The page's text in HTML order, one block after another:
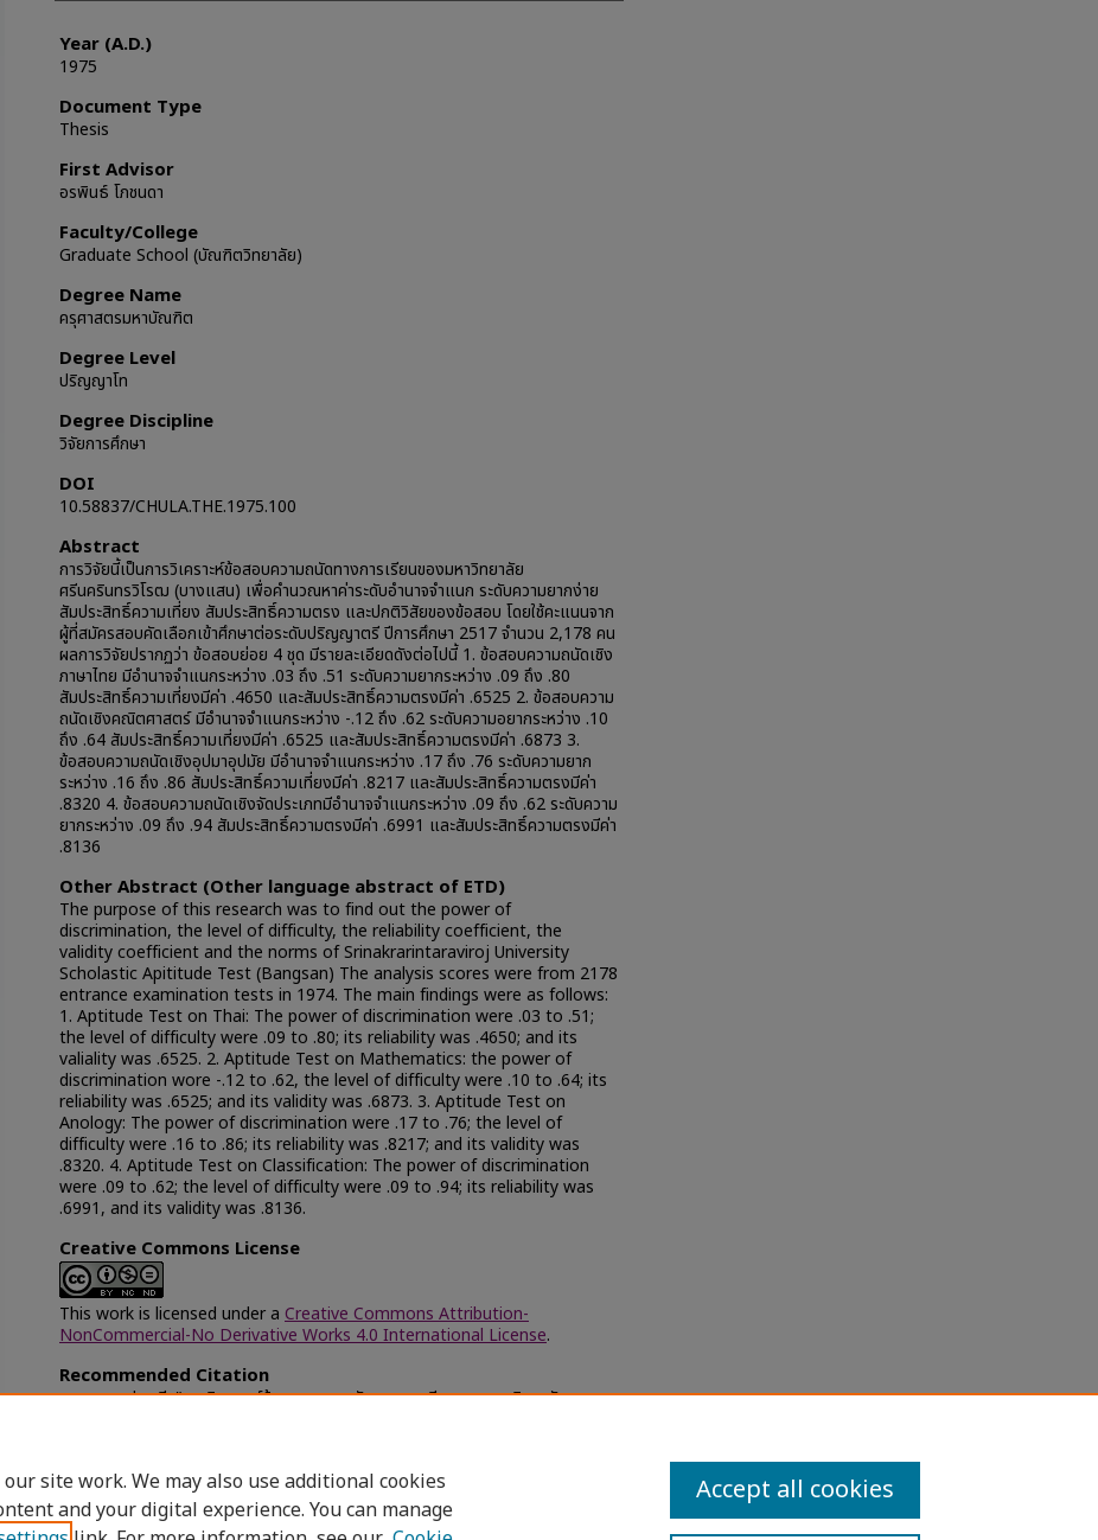
Year (A.D.)
1975
Document Type
Thesis
First Advisor
อรพินธ์ โภชนดา
Faculty/College
Graduate School (บัณฑิตวิทยาลัย)
Degree Name
ครุศาสตรมหาบัณฑิต
Degree Level
ปริญญาโท
Degree Discipline
วิจัยการศึกษา
DOI
10.58837/CHULA.THE.1975.100
Abstract
การวิจัยนี้เป็นการวิเคราะห์ข้อสอบความถนัดทางการเรียนของมหาวิทยาลัย
ศรีนครินทรวิโรฒ (บางแสน) เพื่อคำนวณหาค่าระดับอำนาจจำแนก ระดับความยากง่าย
สัมประสิทธิ์ความเที่ยง สัมประสิทธิ์ความตรง และปกติวิสัยของข้อสอบ โดยใช้คะแนนจาก
ผู้ที่สมัครสอบคัดเลือกเข้าศึกษาต่อระดับปริญญาตรี ปีการศึกษา 2517 จำนวน 2,178 คน
ผลการวิจัยปรากฏว่า ข้อสอบย่อย 4 ชุด มีรายละเอียดดังต่อไปนี้ 1. ข้อสอบความถนัดเชิง
ภาษาไทย มีอำนาจจำแนกระหว่าง .03 ถึง .51 ระดับความยากระหว่าง .09 ถึง .80
สัมประสิทธิ์ความเที่ยงมีค่า .4650 และสัมประสิทธิ์ความตรงมีค่า .6525 2. ข้อสอบความ
ถนัดเชิงคณิตศาสตร์ มีอำนาจจำแนกระหว่าง -.12 ถึง .62 ระดับความอยากระหว่าง .10
ถึง .64 สัมประสิทธิ์ความเที่ยงมีค่า .6525 และสัมประสิทธิ์ความตรงมีค่า .6873 3.
ข้อสอบความถนัดเชิงอุปมาอุปมัย มีอำนาจจำแนกระหว่าง .17 ถึง .76 ระดับความยาก
ระหว่าง .16 ถึง .86 สัมประสิทธิ์ความเที่ยงมีค่า .8217 และสัมประสิทธิ์ความตรงมีค่า
.8320 4. ข้อสอบความถนัดเชิงจัดประเภทมีอำนาจจำแนกระหว่าง .09 ถึง .62 ระดับความ
ยากระหว่าง .09 ถึง .94 สัมประสิทธิ์ความตรงมีค่า .6991 และสัมประสิทธิ์ความตรงมีค่า
.8136
Other Abstract (Other language abstract of ETD)
The purpose of this research was to find out the power of
discrimination, the level of difficulty, the reliability coefficient, the
validity coefficient and the norms of Srinakrarintaraviroj University
Scholastic Apititude Test (Bangsan) The analysis scores were from 2178
entrance examination tests in 1974. The main findings were as follows:
1. Aptitude Test on Thai: The power of discrimination were .03 to .51;
the level of difficulty were .09 to .80; its reliability was .4650; and its
valiality was .6525. 2. Aptitude Test on Mathematics: the power of
discrimination wore -.12 to .62, the level of difficulty were .10 to .64; its
reliability was .6525; and its validity was .6873. 3. Aptitude Test on
Anology: The power of discrimination were .17 to .76; the level of
difficulty were .16 to .86; its reliability was .8217; and its validity was
.8320. 4. Aptitude Test on Classification: The power of discrimination
were .09 to .62; the level of difficulty were .09 to .94; its reliability was
.6991, and its validity was .8136.
Creative Commons License
This work is licensed under a Creative Commons Attribution-
NonCommercial-No Derivative Works 4.0 International License.
Recommended Citation
เศาภายน, ปราณี, "การวิเคราะห์ข้อสอบความถนัดทางการเรียน ของมหาวิทยาลัย
site work. We may also use additional cookies
and your digital experience. You can manage
Accept all cookies